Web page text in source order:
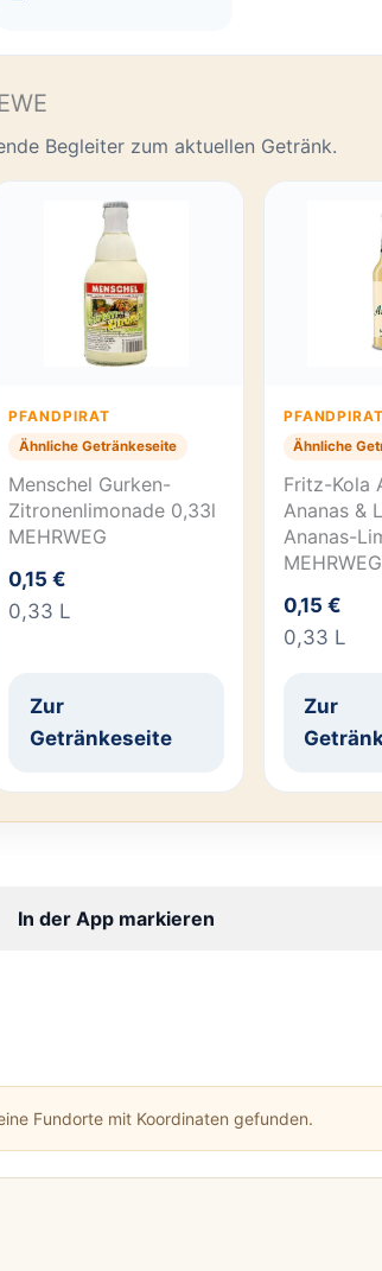
Begleiter zum aktuellen Getränk.
PFANDPIRAT
Ähnliche Getränkeseite
Menschel Gurken-
Zitronenlimonade 0,33l
MEHRWEG
0,15 €
0,33 L
Zur
Getränkeseite
Ähnliche
Fritz-Kola
Ananas &
Ananas-
MEHRWEG
0,15 €
0,33 L
Zur
In der App markieren
Fundorte mit Koordinaten gefunden.